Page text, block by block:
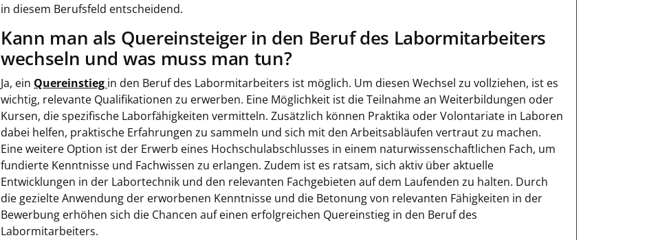
in diesem Berufsfeld entscheidend.
Kann man als Quereinsteiger in den Beruf des Labormitarbeiters
wechseln und was muss man tun?
Ja, ein Quereinstieg in den Beruf des Labormitarbeiters ist möglich. Um diesen Wechsel zu vollziehen, ist es
wichtig, relevante Qualifikationen zu erwerben. Eine Möglichkeit ist die Teilnahme an Weiterbildungen oder
Kursen, die spezifische Laborfähigkeiten vermitteln. Zusätzlich können Praktika oder Volontariate in Laboren
dabei helfen, praktische Erfahrungen zu sammeln und sich mit den Arbeitsabläufen vertraut zu machen.
Eine weitere Option ist der Erwerb eines Hochschulabschlusses in einem naturwissenschaftlichen Fach, um
fundierte Kenntnisse und Fachwissen zu erlangen. Zudem ist es ratsam, sich aktiv über aktuelle
Entwicklungen in der Labortechnik und den relevanten Fachgebieten auf dem Laufenden zu halten. Durch
die gezielte Anwendung der erworbenen Kenntnisse und die Betonung von relevanten Fähigkeiten in der
Bewerbung erhöhen sich die Chancen auf einen erfolgreichen Quereinstieg in den Beruf des
Labormitarbeiters.